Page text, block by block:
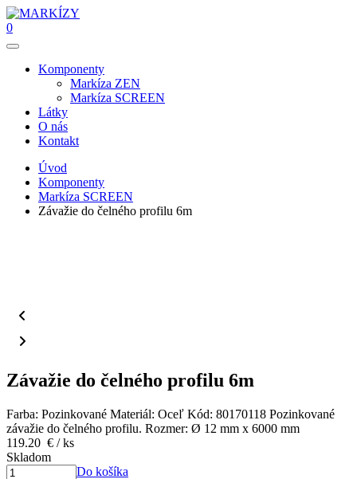
0
Komponenty
Markíza ZEN
Markíza SCREEN
Látky
O nás
Kontakt
Úvod
Komponenty
Markíza SCREEN
Závažie do čelného profilu 6m
Závažie do čelného profilu 6m
Farba: Pozinkované Materiál: Oceľ Kód: 80170118 Pozinkované
závažie do čelného profilu. Rozmer: Ø 12 mm x 6000 mm
119.20 € / ks
Skladom
Do košíka